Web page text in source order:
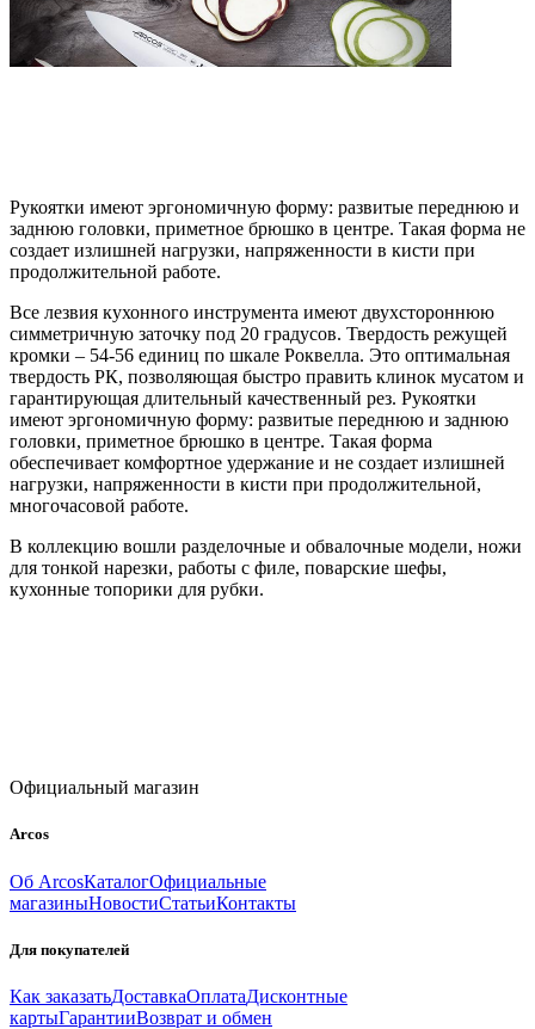
Рукоятки имеют эргономичную форму: развитые переднюю и
заднюю головки, приметное брюшко в центре. Такая форма не
создает излишней нагрузки, напряженности в кисти при
продолжительной работе.
Все лезвия кухонного инструмента имеют двухстороннюю
симметричную заточку под 20 градусов. Твердость режущей
кромки – 54-56 единиц по шкале Роквелла. Это оптимальная
твердость РК, позволяющая быстро править клинок мусатом и
гарантирующая длительный качественный рез. Рукоятки
имеют эргономичную форму: развитые переднюю и заднюю
головки, приметное брюшко в центре. Такая форма
обеспечивает комфортное удержание и не создает излишней
нагрузки, напряженности в кисти при продолжительной,
многочасовой работе.
В коллекцию вошли разделочные и обвалочные модели, ножи
для тонкой нарезки, работы с филе, поварские шефы,
кухонные топорики для рубки.
Официальный магазин
Arcos
Об ArcosКаталогОфициальные
магазиныНовостиСтатьиКонтакты
Для покупателей
Как заказатьДоставкаОплатаДисконтные
картыГарантииВозврат и обмен